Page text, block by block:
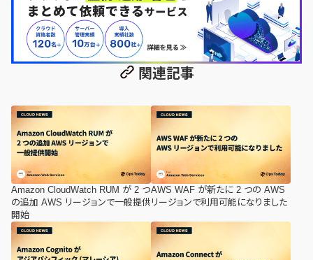
関連記事
Amazon CloudWatch RUM が 2 つ
の追加 AWS リージョンで一般提供
開始
AWS WAF が新たに 2 つの AWS
リージョンで利用可能になりました